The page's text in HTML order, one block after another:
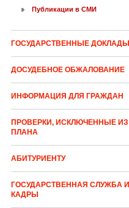
Публикации в СМИ
ГОСУДАРСТВЕННЫЕ ДОКЛАДЫ
ДОСУДЕБНОЕ ОБЖАЛОВАНИЕ
ИНФОРМАЦИЯ ДЛЯ ГРАЖДАН
ПРОВЕРКИ, ИСКЛЮЧЕННЫЕ ИЗ
ПЛАНА
АБИТУРИЕНТУ
ГОСУДАРСТВЕННАЯ СЛУЖБА И
КАДРЫ